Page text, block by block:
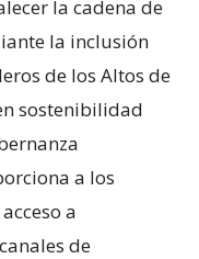
la cadena de
la inclusión
de los Altos de
sostenibilidad
a los
a
de